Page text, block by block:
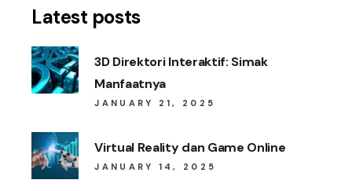
Latest posts
3D Direktori Interaktif: Simak
Manfaatnya
JANUARY 21, 2025
Virtual Reality dan Game Online
JANUARY 14, 2025